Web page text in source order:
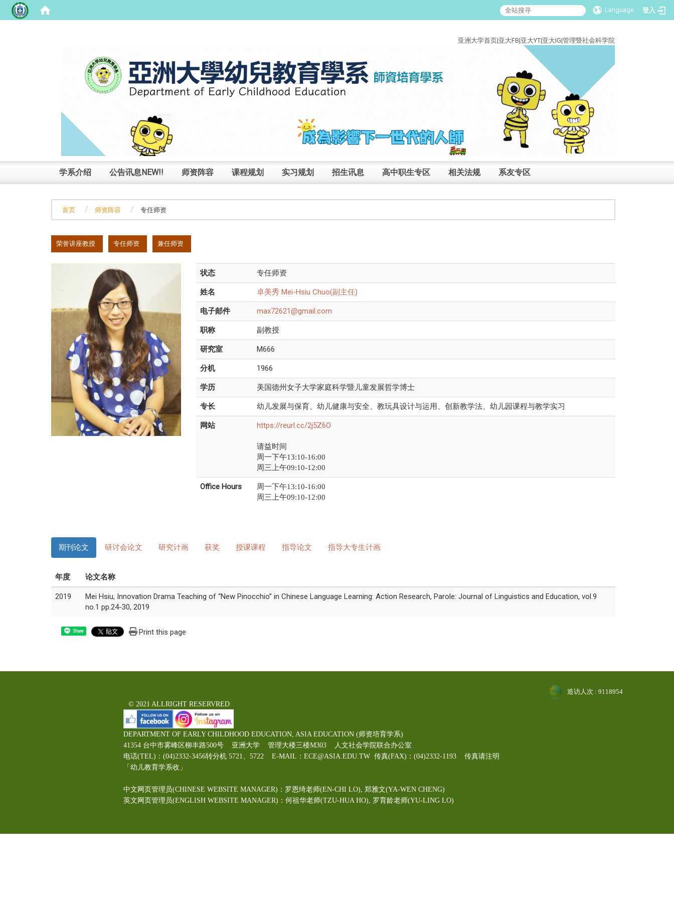
Language 登入
亚洲大学首页|亚大FB|亚大YT|亚大IG|管理暨社会科学院
学系介绍 公告讯息NEW!! 师资阵容 课程规划 实习规划 招生讯息 高中职生专区 相关法规 系友专区
首页 师资阵容 专任师资
荣誉讲座教授 专任师资 兼任师资
状态 专任师资
姓名 卓美秀 Mei-Hsiu Chuo(副主任)
电子邮件 max72621@gmail.com
职称 副教授
研究室 M666
分机 1966
学历 美国德州女子大学家庭科学暨儿童发展哲学博士
专长 幼儿发展与保育、幼儿健康与安全、教玩具设计与运用、创新教学法、幼儿园课程与教学实习
网站 https://reurl.cc/2j5Z6O
请益时间
周一下午13:10-16:00
周三上午09:10-12:00
Office Hours
周一下午13:10-16:00
周三上午09:10-12:00
期刊论文 研讨会论文 研究计画 获奖 授课课程 指导论文 指导大专生计画
年度 论文名称
2019
Mei Hsiu, Innovation Drama Teaching of “New Pinocchio” in Chinese Language Learning: Action Research, Parole: Journal of Linguistics and Education, vol.9
no.1 pp.24-30, 2019
Share Print this page
© 2021 ALLRIGHT RESERVRED
DEPARTMENT OF EARLY CHILDHOOD EDUCATION, ASIA EDUCATION (师资培育学系)
41354 台中市雾峰区柳丰路500号 亚洲大学 管理大楼三楼M303 人文社会学院联合办公室
电话(TEL)：(04)2332-3456转分机 5721、5722 E-MAIL：ECE@ASIA.EDU.TW 传真(FAX)：(04)2332-1193 传真请注明
「幼儿教育学系收」
中文网页管理员(CHINESE WEBSITE MANAGER)：罗恩绮老师(EN-CHI LO) , 郑雅文(YA-WEN CHENG)
英文网页管理员(ENGLISH WEBSITE MANAGER)：何祖华老师(TZU-HUA HO), 罗育龄老师(YU-LING LO)
造访人次 : 9118954